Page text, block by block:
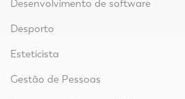
Desenvolvimento de software
Desporto
Esteticista
Gestão de Pessoas